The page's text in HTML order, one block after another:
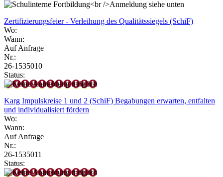
Zertifizierungsfeier - Verleihung des Qualitätssiegels (SchiF)
Wo:
Wann:
Auf Anfrage
Nr.:
26-1535010
Status:
Karg Impulskreise 1 und 2 (SchiF) Begabungen erwarten, entfalten
und individualisiert fördern
Wo:
Wann:
Auf Anfrage
Nr.:
26-1535011
Status: